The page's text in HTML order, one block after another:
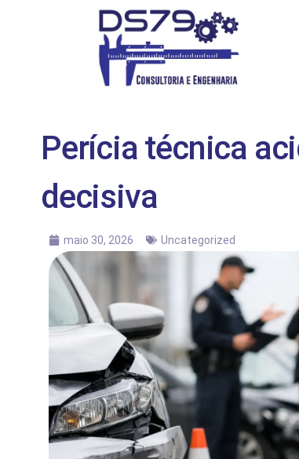
Perícia técnica
decisiva
maio 30, 2026 Uncategorized